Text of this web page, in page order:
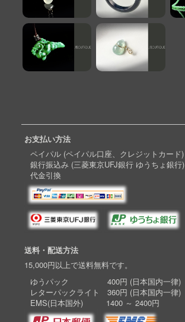
お支払い方法
ペイパル (ペイパル口座、クレジットカード)
銀行振込み (三菱東京UFJ銀行 ゆうちょ銀行)
代金引換
送料・配送方法
15,000円以上で送料無料です。
ゆうパック 400円 (日本国内一律)
レターパックライト 360円 (日本国内一律)
EMS(日本国外) 1400 ～ 2400円